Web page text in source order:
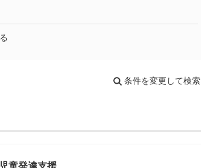
条件を変更して検索
童発達支援